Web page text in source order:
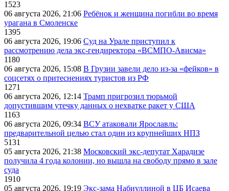
1523
06 августа 2026, 21:06 Ребёнок и женщина погибли во время
урагана в Смоленске
1395
06 августа 2026, 19:06 Суд на Урале приступил к
рассмотрению дела экс-гендиректора «ВСМПО-Ависма»
1180
06 августа 2026, 15:08 В Грузии завели дело из-за «фейков» в
соцсетях о притеснениях туристов из РФ
1271
06 августа 2026, 12:14 Трамп пригрозил тюрьмой
допустившим утечку данных о нехватке ракет у США
1163
06 августа 2026, 09:34 ВСУ атаковали Ярославль:
предварительной целью стал один из крупнейших НПЗ
5131
05 августа 2026, 21:38 Московский экс-депутат Харадизе
получила 4 года колонии, но вышла на свободу прямо в зале
суда
1910
05 августа 2026, 19:19 Экс-зама Набиуллиной в ЦБ Исаева